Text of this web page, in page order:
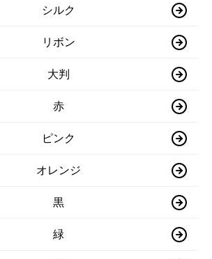
シルク
リボン
大判
赤
ピンク
オレンジ
黒
緑